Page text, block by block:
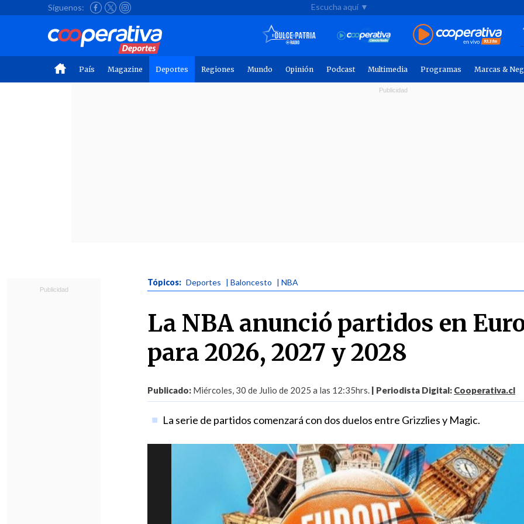
Síguenos: Escucha aquí ▼
País Magazine Deportes Regiones Mundo Opinión Podcast Multimedia Programas Marcas &
Tópicos: Deportes | Baloncesto | NBA
La NBA anunció partidos en
para 2026, 2027 y 2028
Publicado: Miércoles, 30 de Julio de 2025 a las 12:35hrs. | Periodista Digital: Cooperativa.cl
La serie de partidos comenzará con dos duelos entre Grizzlies y Magic.